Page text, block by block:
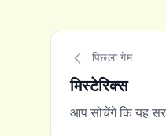
पिछला गेम
मिस्टेरिक्स
आप सोचेंगे कि यह